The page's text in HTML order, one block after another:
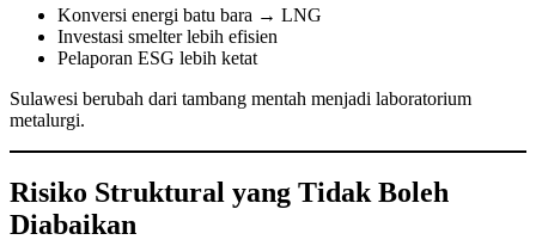
Konversi energi batu bara → LNG
Investasi smelter lebih efisien
Pelaporan ESG lebih ketat
Sulawesi berubah dari tambang mentah menjadi laboratorium
metalurgi.
Risiko Struktural yang Tidak Boleh
Diabaikan